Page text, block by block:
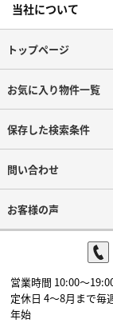
当社について
トップページ
お気に入り物件一覧
保存した検索条件
問い合わせ
お客様の声
営業時間 10:00～
定休日 4～8月まで毎
年始